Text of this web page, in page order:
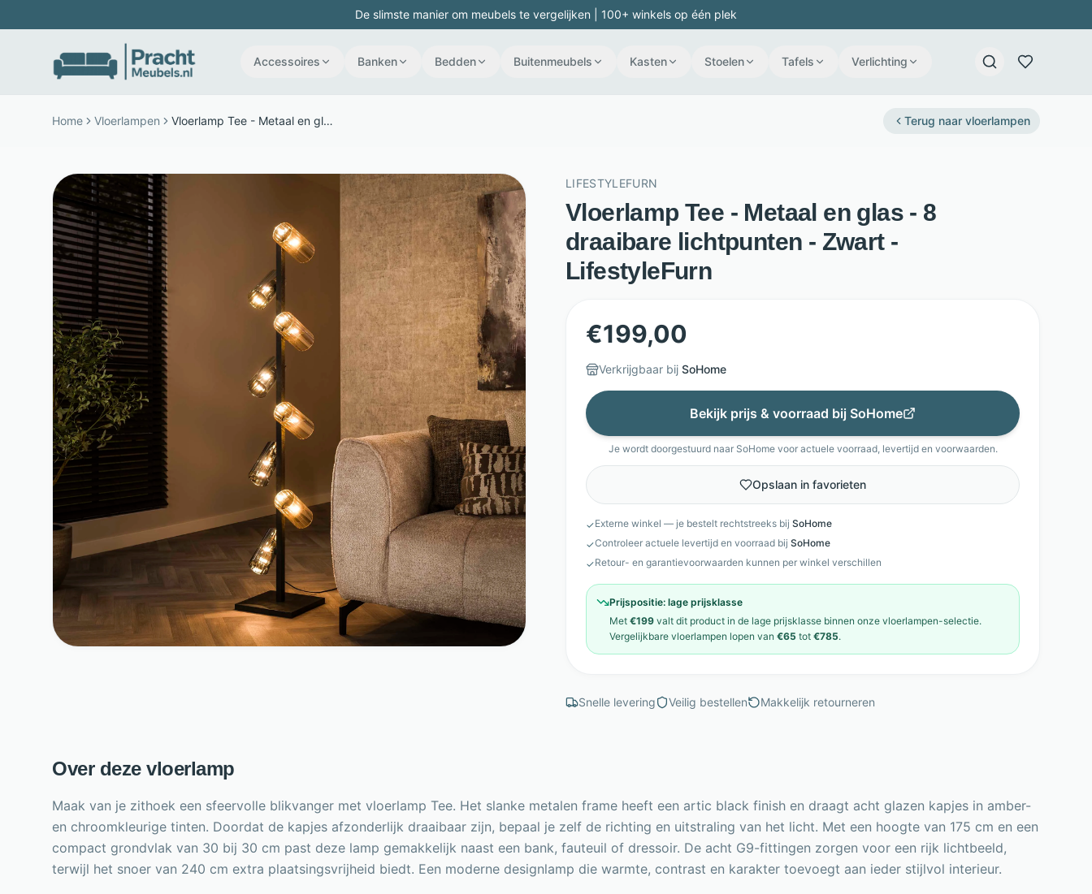
De slimste manier om meubels te vergelijken | 100+ winkels op één plek
Accessoires Banken Bedden Buitenmeubels Kasten Stoelen Tafels Verlichting
Home Vloerlampen Vloerlamp Tee - Metaal en glas - 8 draaibare lichtpunten - Zwart - LifestyleFurn Terug naar vloerlampen
LIFESTYLEFURN
Vloerlamp Tee - Metaal en glas - 8
draaibare lichtpunten - Zwart -
LifestyleFurn
€199,00
Verkrijgbaar bij SoHome
Bekijk prijs & voorraad bij SoHome
Je wordt doorgestuurd naar SoHomevoor actuele voorraad, levertijd en voorwaarden.
Opslaan in favorieten
✓Externe winkel — je bestelt rechtstreeks bij SoHome
✓Controleer actuele levertijd en voorraad bij SoHome
✓Retour- en garantievoorwaarden kunnen per winkel verschillen
Prijspositie: lage prijsklasse
Met €199 valt dit product in de lage prijsklasse binnen onze vloerlampen-selectie.
Vergelijkbare vloerlampen lopen van €65 tot €785.
Snelle levering Veilig bestellen Makkelijk retourneren
Over deze vloerlamp
Maak van je zithoek een sfeervolle blikvanger met vloerlamp Tee. Het slanke metalen frame heeft een artic black finish en draagt acht glazen kapjes in amber-
en chroomkleurige tinten. Doordat de kapjes afzonderlijk draaibaar zijn, bepaal je zelf de richting en uitstraling van het licht. Met een hoogte van 175 cm en een
compact grondvlak van 30 bij 30 cm past deze lamp gemakkelijk naast een bank, fauteuil of dressoir. De acht G9-fittingen zorgen voor een rijk lichtbeeld,
terwijl het snoer van 240 cm extra plaatsingsvrijheid biedt. Een moderne designlamp die warmte, contrast en karakter toevoegt aan ieder stijlvol interieur.